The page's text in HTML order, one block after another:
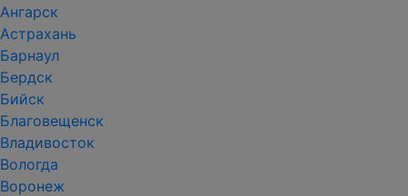
Ангарск
Астрахань
Барнаул
Бердск
Бийск
Благовещенск
Владивосток
Вологда
Воронеж